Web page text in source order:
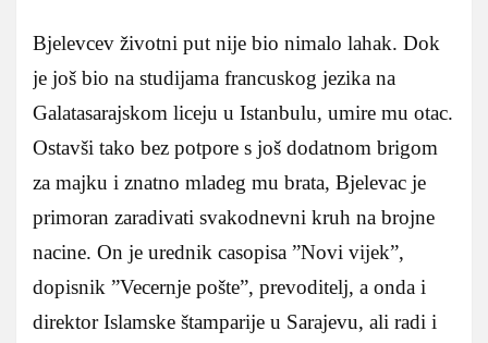
Bjelevcev životni put nije bio nimalo lahak. Dok
je još bio na studijama francuskog jezika na
Galatasarajskom liceju u Istanbulu, umire mu otac.
Ostavši tako bez potpore s još dodatnom brigom
za majku i znatno mladeg mu brata, Bjelevac je
primoran zaradivati svakodnevni kruh na brojne
nacine. On je urednik casopisa ”Novi vijek”,
dopisnik ”Vecernje pošte”, prevoditelj, a onda i
direktor Islamske štamparije u Sarajevu, ali radi i